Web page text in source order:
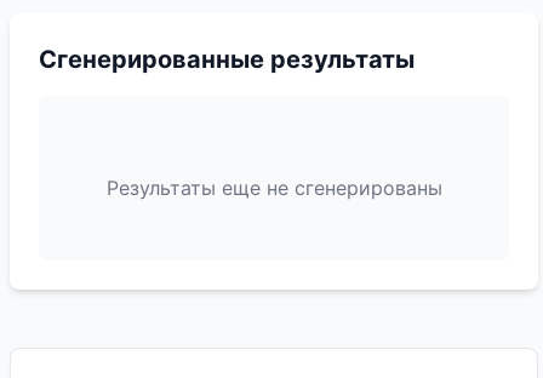
Сгенерированные результаты
Результаты еще не сгенерированы